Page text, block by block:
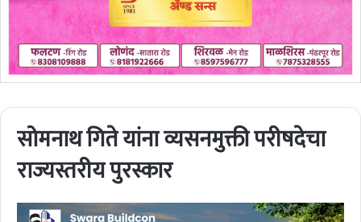
सोमनाथ गिते यांना व्यसनमुक्ती परीषदेचा
राज्यस्तरीय पुरस्कार